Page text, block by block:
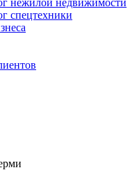
нежилой недвижимости
спецтехники